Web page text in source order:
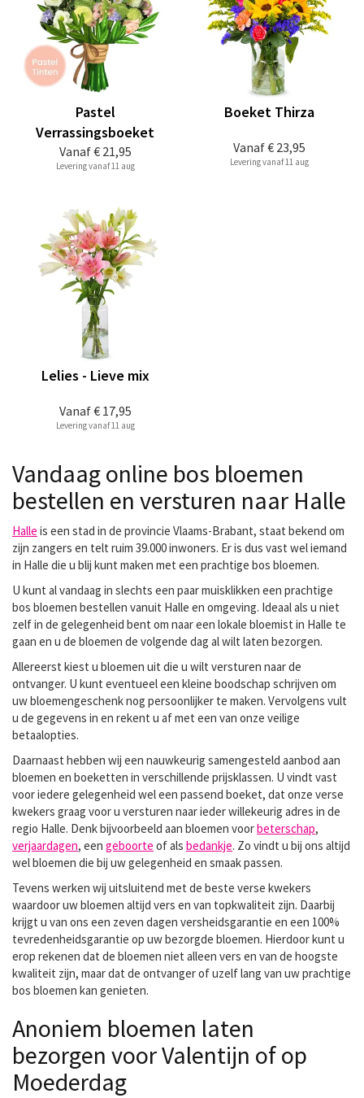
Vanaf€ 21,95
Pastel
Verrassingsboeket
Levering vanaf 11 aug
Vanaf€ 23,95
Boeket Thirza
Levering vanaf 11 aug
Vanaf€ 17,95
Lelies - Lieve mix
Levering vanaf 11 aug
Vandaag online bos bloemen
bestellen en versturen naar Halle
Halle is een stad in de provincie Vlaams-Brabant, staat bekend om
zijn zangers en telt ruim 39.000 inwoners. Er is dus vast wel iemand
in Halle die u blij kunt maken met een prachtige bos bloemen.
U kunt al vandaag in slechts een paar muisklikken een prachtige
bos bloemen bestellen vanuit Halle en omgeving. Ideaal als u niet
zelf in de gelegenheid bent om naar een lokale bloemist in Halle te
gaan en u de bloemen de volgende dag al wilt laten bezorgen.
Allereerst kiest u bloemen uit die u wilt versturen naar de
ontvanger. U kunt eventueel een kleine boodschap schrijven om
uw bloemengeschenk nog persoonlijker te maken. Vervolgens vult
u de gegevens in en rekent u af met een van onze veilige
betaalopties.
Daarnaast hebben wij een nauwkeurig samengesteld aanbod aan
bloemen en boeketten in verschillende prijsklassen. U vindt vast
voor iedere gelegenheid wel een passend boeket, dat onze verse
kwekers graag voor u versturen naar ieder willekeurig adres in de
regio Halle. Denk bijvoorbeeld aan bloemen voorbeterschap,
verjaardagen, een geboorte of als bedankje. Zo vindt u bij ons altijd
wel bloemen die bij uw gelegenheid en smaak passen.
Tevens werken wij uitsluitend met de beste verse kwekers
waardoor uw bloemen altijd vers en van topkwaliteit zijn. Daarbij
krijgt u van ons een zeven dagen versheidsgarantie en een 100%
tevredenheidsgarantie op uw bezorgde bloemen. Hierdoor kunt u
erop rekenen dat de bloemen niet alleen vers en van de hoogste
kwaliteit zijn, maar dat de ontvanger of uzelf lang van uw prachtige
bos bloemen kan genieten.
Anoniem bloemen laten
bezorgen voor Valentijn of op
Moederdag